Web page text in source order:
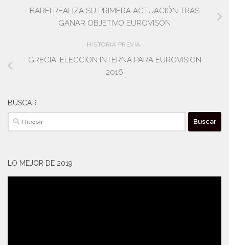
BAREI REALIZA SU PRIMERA ACTUACIÓN TRAS
GANAR OBJETIVO EUROVISÓN
HISTORIA PREVIA
GRECIA: ELECCION INTERNA PARA EUROVISION
2016
BUSCAR
Buscar:
LO MEJOR DE 2019